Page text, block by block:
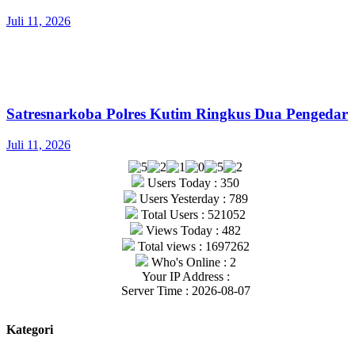
Juli 11, 2026
Satresnarkoba Polres Kutim Ringkus Dua Pengedar
Juli 11, 2026
Users Today : 350
Users Yesterday : 789
Total Users : 521052
Views Today : 482
Total views : 1697262
Who's Online : 2
Your IP Address :
Server Time : 2026-08-07
Kategori